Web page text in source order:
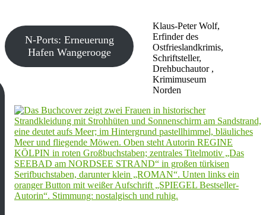
Klaus-Peter Wolf,
Erfinder des
Ostfrieslandkrimis,
Schriftsteller,
Drehbuchautor ,
Krimimuseum
Norden
N-Ports: Erneuerung
Hafen Wangerooge